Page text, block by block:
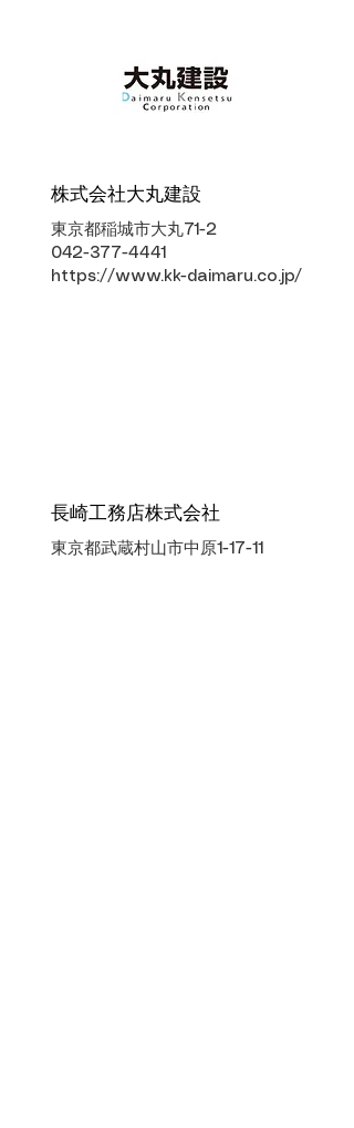
株式会社大丸建設
東京都稲城市大丸71-2
042-377-4441
https://www.kk-daimaru.co.jp/
長崎工務店株式会社
東京都武蔵村山市中原1-17-11